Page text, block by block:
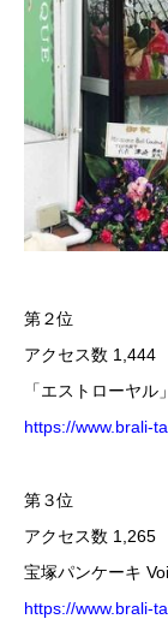
第２位
アクセス数 1,444
「エストローヤ
https://www.brali-
第３位
アクセス数 1,265
宝塚パンケーキ
https://www.brali-